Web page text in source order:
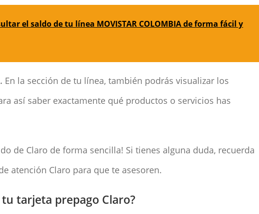
el saldo de tu línea MOVISTAR COLOMBIA de forma fácil y
En la sección de tu línea, también podrás visualizar los
así saber exactamente qué productos o servicios has
de Claro de forma sencilla! Si tienes alguna duda, recuerda
atención Claro para que te asesoren.
tarjeta prepago Claro?